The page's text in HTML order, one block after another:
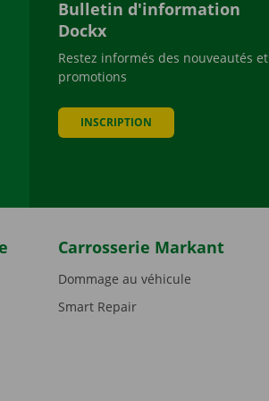
Bulletin d'information
Dockx
Restez informés des nouveautés et
promotions
INSCRIPTION
Carrosserie Markant
Dommage au véhicule
Smart Repair